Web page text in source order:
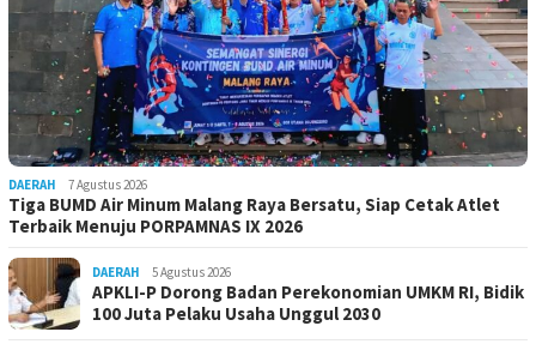
DAERAH 7 Agustus 2026
Tiga BUMD Air Minum Malang Raya Bersatu, Siap Cetak Atlet
Terbaik Menuju PORPAMNAS IX 2026
DAERAH 5 Agustus 2026
APKLI-P Dorong Badan Perekonomian UMKM RI, Bidik
100 Juta Pelaku Usaha Unggul 2030